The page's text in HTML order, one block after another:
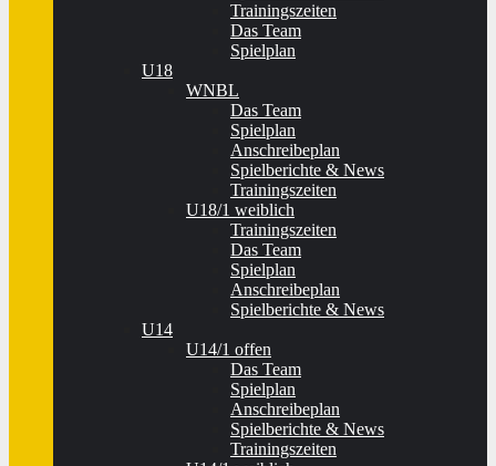
Trainingszeiten
Das Team
Spielplan
U18
WNBL
Das Team
Spielplan
Anschreibeplan
Spielberichte & News
Trainingszeiten
U18/1 weiblich
Trainingszeiten
Das Team
Spielplan
Anschreibeplan
Spielberichte & News
U14
U14/1 offen
Das Team
Spielplan
Anschreibeplan
Spielberichte & News
Trainingszeiten